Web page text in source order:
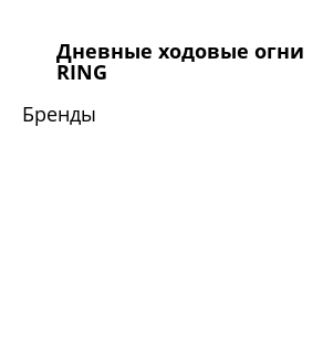
Дневные ходовые огни
RING
Бренды